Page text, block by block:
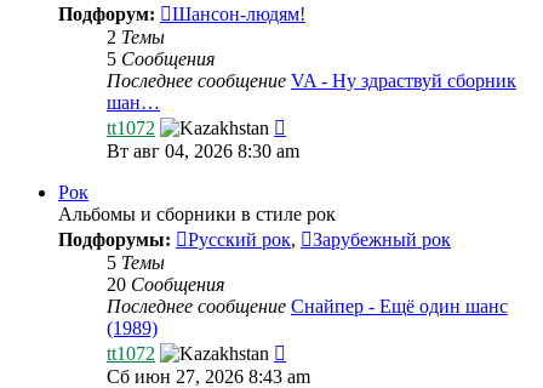
Подфорум:
Шансон-людям!
2 Темы
5 Сообщения
Последнее сообщение VA - Ну здраствуй сборник
шан…
tt1072
к
Вт авг 04, 2026 8:30 am
Рок
Альбомы и сборники в стиле рок
Подфорумы:
Русский рок,
Зарубежный рок
5 Темы
20 Сообщения
Последнее сообщение Снайпер - Ещё один шанс
(1989)
tt1072
к
Сб июн 27, 2026 8:43 am